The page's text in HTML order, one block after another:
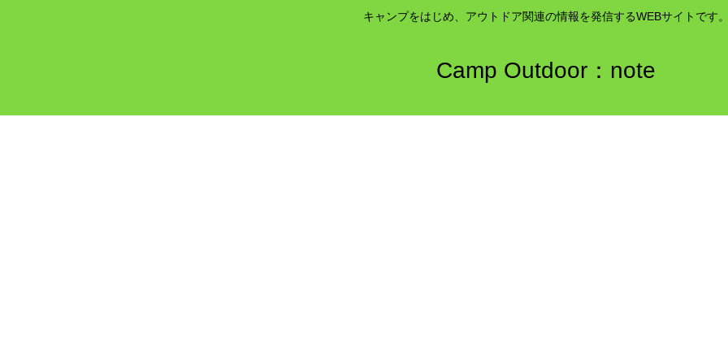
キャンプをはじめ、アウトドア関連の情報を発信するWEBサイトです
Camp Outdoor：note